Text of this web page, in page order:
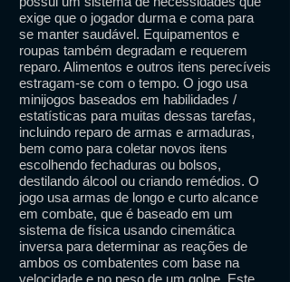
exige que o jogador durma e coma para
se manter saudável. Equipamentos e
roupas também degradam e requerem
reparo. Alimentos e outros itens perecíveis
estragam-se com o tempo. O jogo usa
minijogos baseados em habilidades /
estatísticas para muitas dessas tarefas,
incluindo reparo de armas e armaduras,
bem como para coletar novos itens
escolhendo fechaduras ou bolsos,
destilando álcool ou criando remédios. O
jogo usa armas de longo e curto alcance
em combate, que é baseado em um
sistema de física usando cinemática
inversa para determinar as reações de
ambos os combatentes com base na
velocidade e no peso de um golpe. Este